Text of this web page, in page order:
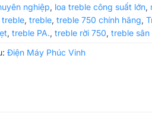
nghiệp, loa treble công suất lớn,
treble, treble, treble 750 chính hãng,
, treble PA., treble rời 750, treble sân
Điện Máy Phúc Vinh